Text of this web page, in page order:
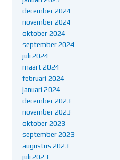
december 2024
november 2024
oktober 2024
september 2024
juli 2024
maart 2024
februari 2024
januari 2024
december 2023
november 2023
oktober 2023
september 2023
augustus 2023
juli 2023